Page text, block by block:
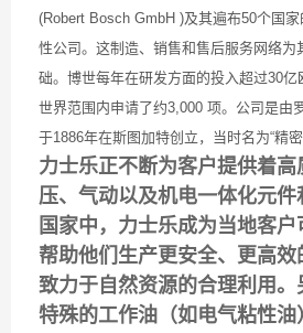
(Robert Bosch GmbH )及其遍布50个国
性公司。这制造、销售和售后服务网络为
础。博世每年在研发方面的投入超过30亿
世界范围内申请了约3,000 项。公司是由
于1886年在斯图加特创立，当时名为“精密
力士乐正不断为客户提供着
压、气动以及机电一体化元件
国家中，力士乐成为当地客户
帮助他们生产更安全、更高
致力于自然资源的合理利用。
特殊的工作油（如电气粘性